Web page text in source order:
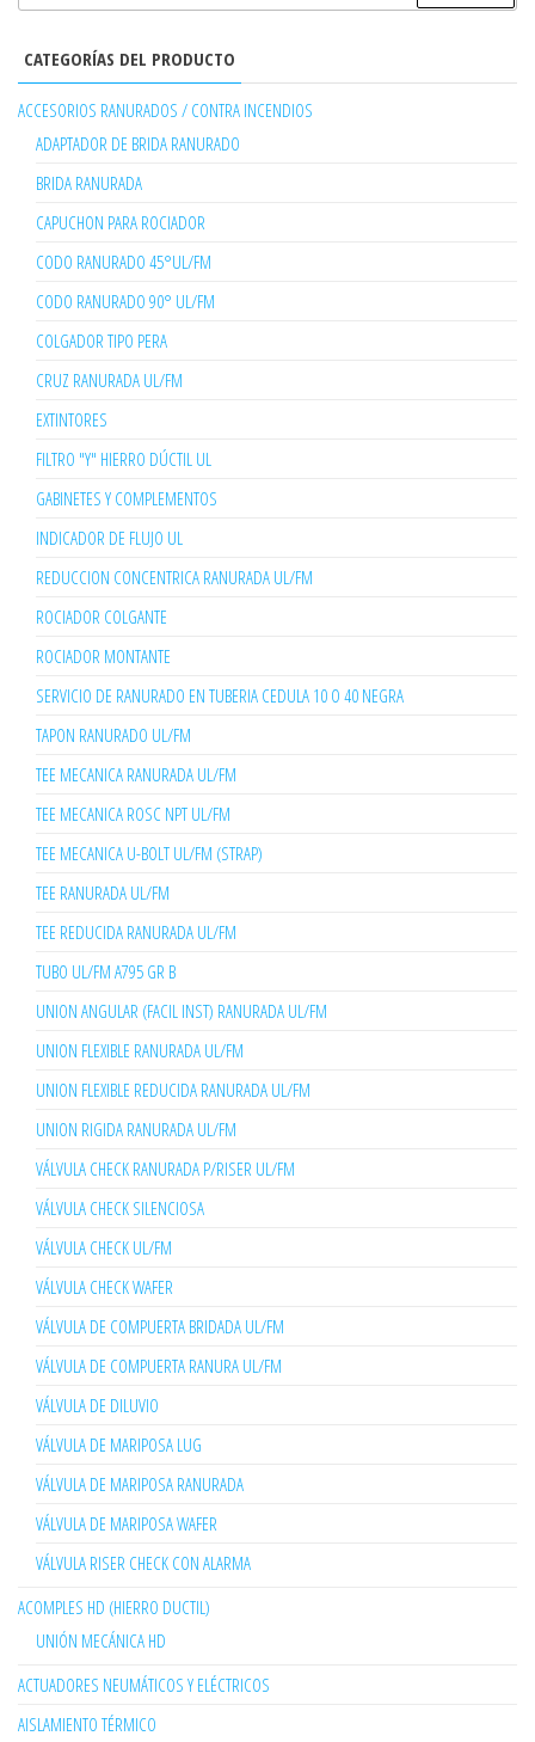
CATEGORÍAS DEL PRODUCTO
ACCESORIOS RANURADOS / CONTRA INCENDIOS
ADAPTADOR DE BRIDA RANURADO
BRIDA RANURADA
CAPUCHON PARA ROCIADOR
CODO RANURADO 45°UL/FM
CODO RANURADO 90° UL/FM
COLGADOR TIPO PERA
CRUZ RANURADA UL/FM
EXTINTORES
FILTRO "Y" HIERRO DÚCTIL UL
GABINETES Y COMPLEMENTOS
INDICADOR DE FLUJO UL
REDUCCION CONCENTRICA RANURADA UL/FM
ROCIADOR COLGANTE
ROCIADOR MONTANTE
SERVICIO DE RANURADO EN TUBERIA CEDULA 10 O 40 NEGRA
TAPON RANURADO UL/FM
TEE MECANICA RANURADA UL/FM
TEE MECANICA ROSC NPT UL/FM
TEE MECANICA U-BOLT UL/FM (STRAP)
TEE RANURADA UL/FM
TEE REDUCIDA RANURADA UL/FM
TUBO UL/FM A795 GR B
UNION ANGULAR (FACIL INST) RANURADA UL/FM
UNION FLEXIBLE RANURADA UL/FM
UNION FLEXIBLE REDUCIDA RANURADA UL/FM
UNION RIGIDA RANURADA UL/FM
VÁLVULA CHECK RANURADA P/RISER UL/FM
VÁLVULA CHECK SILENCIOSA
VÁLVULA CHECK UL/FM
VÁLVULA CHECK WAFER
VÁLVULA DE COMPUERTA BRIDADA UL/FM
VÁLVULA DE COMPUERTA RANURA UL/FM
VÁLVULA DE DILUVIO
VÁLVULA DE MARIPOSA LUG
VÁLVULA DE MARIPOSA RANURADA
VÁLVULA DE MARIPOSA WAFER
VÁLVULA RISER CHECK CON ALARMA
ACOMPLES HD (HIERRO DUCTIL)
UNIÓN MECÁNICA HD
ACTUADORES NEUMÁTICOS Y ELÉCTRICOS
AISLAMIENTO TÉRMICO